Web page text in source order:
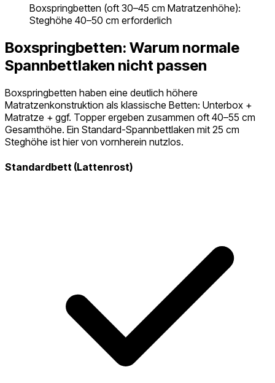
Boxspringbetten (oft 30–45 cm Matratzenhöhe):
Steghöhe 40–50 cm erforderlich
Boxspringbetten: Warum normale
Spannbettlaken nicht passen
Boxspringbetten haben eine deutlich höhere
Matratzenkonstruktion als klassische Betten: Unterbox +
Matratze + ggf. Topper ergeben zusammen oft 40–55 cm
Gesamthöhe. Ein Standard-Spannbettlaken mit 25 cm
Steghöhe ist hier von vornherein nutzlos.
Standardbett (Lattenrost)